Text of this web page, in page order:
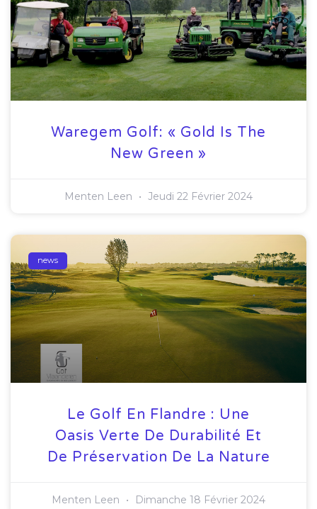
Waregem Golf: « Gold Is The
New Green »
Menten Leen Jeudi 22 Février 2024
news
Le Golf En Flandre : Une
Oasis Verte De Durabilité Et
De Préservation De La Nature
Menten Leen Dimanche 18 Février 2024